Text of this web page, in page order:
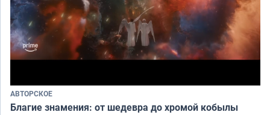
АВТОРСКОЕ
Благие знамения: от шедевра до хромой кобылы